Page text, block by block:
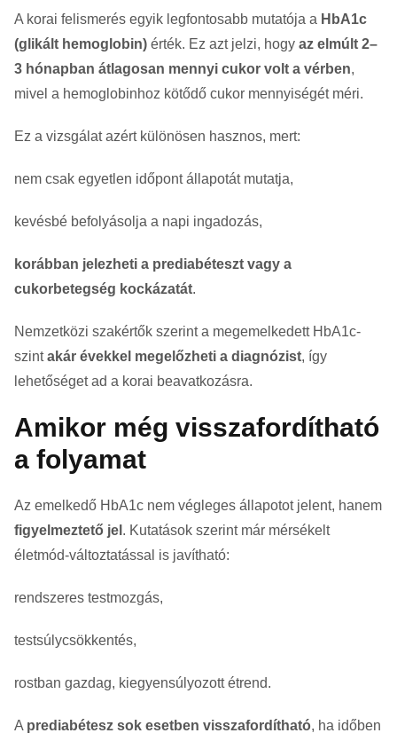
A korai felismerés egyik legfontosabb mutatója a HbA1c
(glikált hemoglobin) érték. Ez azt jelzi, hogy az elmúlt 2–
3 hónapban átlagosan mennyi cukor volt a vérben,
mivel a hemoglobinhoz kötődő cukor mennyiségét méri.
Ez a vizsgálat azért különösen hasznos, mert:
nem csak egyetlen időpont állapotát mutatja,
kevésbé befolyásolja a napi ingadozás,
korábban jelezheti a prediabéteszt vagy a
cukorbetegség kockázatát.
Nemzetközi szakértők szerint a megemelkedett HbA1c-
szintakár évekkel megelőzheti a diagnózist, így
lehetőséget ad a korai beavatkozásra.
Amikor még visszafordítható
a folyamat
Az emelkedő HbA1c nem végleges állapotot jelent, hanem
figyelmeztető jel . Kutatások szerint már mérsékelt
életmód-változtatással is javítható:
rendszeres testmozgás,
testsúlycsökkentés,
rostban gazdag, kiegyensúlyozott étrend.
A prediabétesz sok esetben visszafordítható, ha időben